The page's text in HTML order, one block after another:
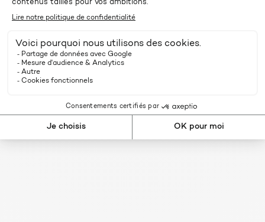
habitants.
— Bertrand DELCAMBRE, Président
de l’Association QUALITEL
Pour ceux qui n’ont pas pu participer à
maintenant.